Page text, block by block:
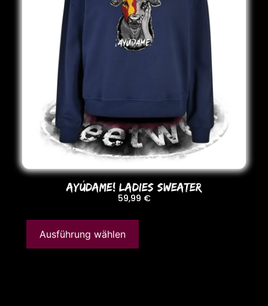
AYÚDAME! LADIES SWEATER
59,99 €
Ausführung wählen